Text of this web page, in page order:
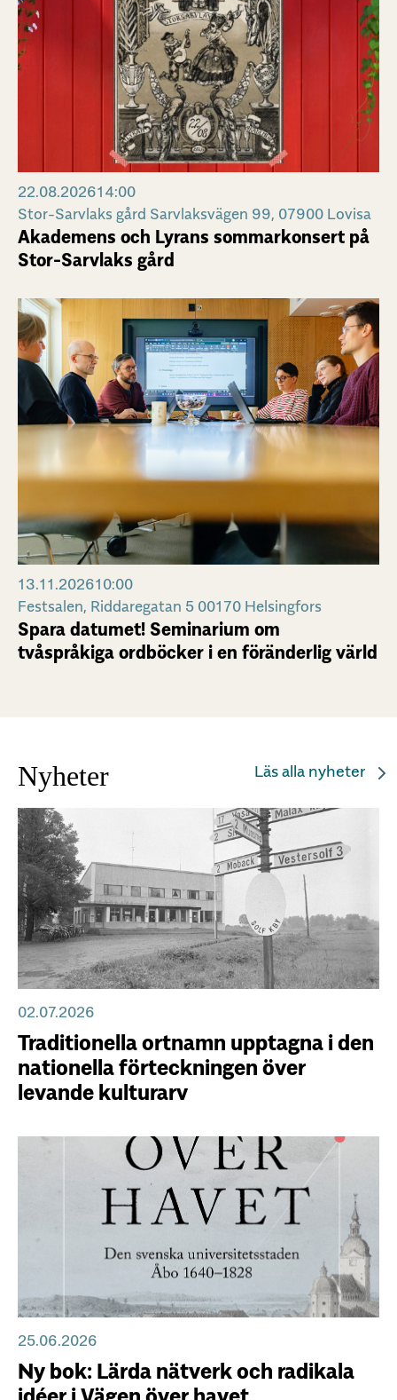
22.08.202614:00
Stor-Sarvlaks gård Sarvlaksvägen 99, 07900 Lovisa
Akademens och Lyrans sommarkonsert på
Stor-Sarvlaks gård
13.11.202610:00
Festsalen, Riddaregatan 5 00170 Helsingfors
Spara datumet! Seminarium om
tvåspråkiga ordböcker i en föränderlig värld
Nyheter Läs alla nyheter
Traditionella ortnamn upptagna i den
nationella förteckningen över
levande kulturarv
02.07.2026
Ny bok: Lärda nätverk och radikala
25.06.2026